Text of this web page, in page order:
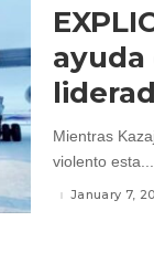
Mientras
violento esta...
January 7,